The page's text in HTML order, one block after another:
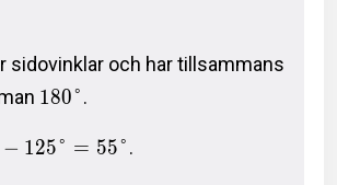
sidovinklar och har tillsammans
180°.
− 125° = 55°.